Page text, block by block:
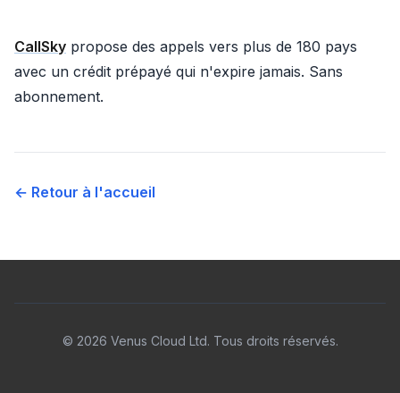
CallSky propose des appels vers plus de 180 pays
avec un crédit prépayé qui n'expire jamais. Sans
abonnement.
← Retour à l'accueil
© 2026 Venus Cloud Ltd. Tous droits réservés.